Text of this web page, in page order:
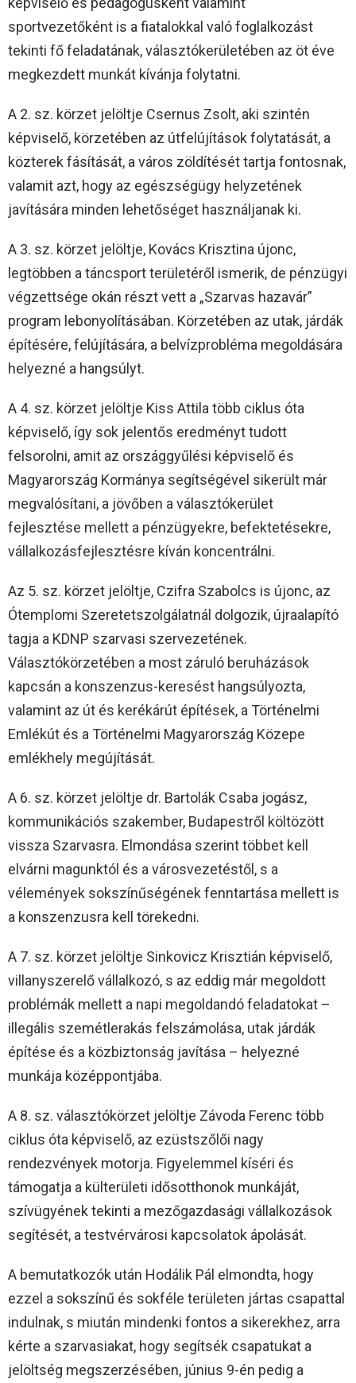
sportvezetőként is a fiatalokkal való foglalkozást
tekinti fő feladatának, választókerületében az öt éve
megkezdett munkát kívánja folytatni.
A 2. sz. körzet jelöltje Csernus Zsolt, aki szintén
képviselő, körzetében az útfelújítások folytatását, a
közterek fásítását, a város zöldítését tartja fontosnak,
valamit azt, hogy az egészségügy helyzetének
javítására minden lehetőséget használjanak ki.
A 3. sz. körzet jelöltje, Kovács Krisztina újonc,
legtöbben a táncsport területéről ismerik, de pénzügyi
végzettsége okán részt vett a „Szarvas hazavár”
program lebonyolításában. Körzetében az utak, járdák
építésére, felújítására, a belvízprobléma megoldására
helyezné a hangsúlyt.
A 4. sz. körzet jelöltje Kiss Attila több ciklus óta
képviselő, így sok jelentős eredményt tudott
felsorolni, amit az országgyűlési képviselő és
Magyarország Kormánya segítségével sikerült már
megvalósítani, a jövőben a választókerület
fejlesztése mellett a pénzügyekre, befektetésekre,
vállalkozásfejlesztésre kíván koncentrálni.
Az 5. sz. körzet jelöltje, Czifra Szabolcs is újonc, az
Ótemplomi Szeretetszolgálatnál dolgozik, újraalapító
tagja a KDNP szarvasi szervezetének.
Választókörzetében a most záruló beruházások
kapcsán a konszenzus-keresést hangsúlyozta,
valamint az út és kerékárút építések, a Történelmi
Emlékút és a Történelmi Magyarország Közepe
emlékhely megújítását.
A 6. sz. körzet jelöltje dr. Bartolák Csaba jogász,
kommunikációs szakember, Budapestről költözött
vissza Szarvasra. Elmondása szerint többet kell
elvárni magunktól és a városvezetéstől, s a
vélemények sokszínűségének fenntartása mellett is
a konszenzusra kell törekedni.
A 7. sz. körzet jelöltje Sinkovicz Krisztián képviselő,
villanyszerelő vállalkozó, s az eddig már megoldott
problémák mellett a napi megoldandó feladatokat –
illegális szemétlerakás felszámolása, utak járdák
építése és a közbiztonság javítása – helyezné
munkája középpontjába.
A 8. sz. választókörzet jelöltje Závoda Ferenc több
ciklus óta képviselő, az ezüstszőlői nagy
rendezvények motorja. Figyelemmel kíséri és
támogatja a külterületi idősotthonok munkáját,
szívügyének tekinti a mezőgazdasági vállalkozások
segítését, a testvérvárosi kapcsolatok ápolását.
A bemutatkozók után Hodálik Pál elmondta, hogy
ezzel a sokszínű és sokféle területen jártas csapattal
indulnak, s miután mindenki fontos a sikerekhez, arra
kérte a szarvasiakat, hogy segítsék csapatukat a
jelöltség megszerzésében, június 9-én pedig a